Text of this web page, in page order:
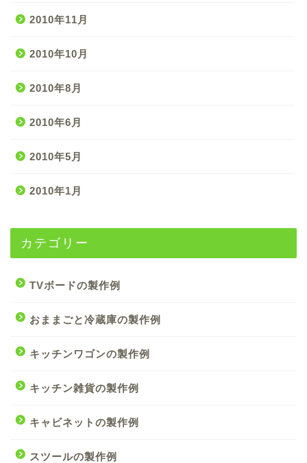
2010年11月
2010年10月
2010年8月
2010年6月
2010年5月
2010年1月
カテゴリー
TVボードの製作例
おままごと冷蔵庫の製作例
キッチンワゴンの製作例
キッチン雑貨の製作例
キャビネットの製作例
スツールの製作例